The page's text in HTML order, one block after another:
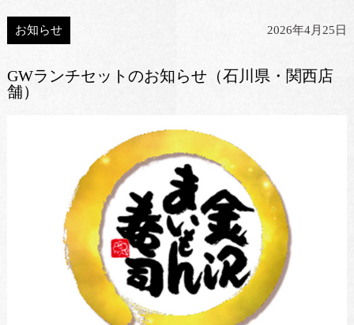
お知らせ 2026年4月25日
GWランチセットのお知らせ（石川県・関西店
舗）